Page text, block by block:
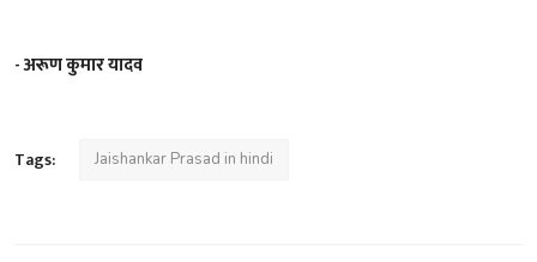
- अरूण कुमार यादव
Tags: Jaishankar Prasad in hindi